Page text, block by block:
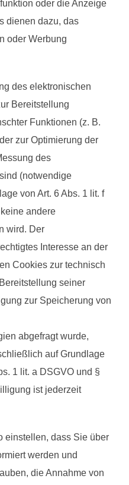
oder die Anzeige
dienen dazu, das
oder Werbung
des elektronischen
Bereitstellung
Funktionen (z. B.
zur Optimierung der
des
(notwendige
von Art. 6 Abs. 1 lit. f
andere
wird. Der
Interesse an der
Cookies zur technisch
seiner
zur Speicherung von
abgefragt wurde,
auf Grundlage
1 lit. a DSGVO und §
ist jederzeit
einstellen, dass Sie über
werden und
die Annahme von